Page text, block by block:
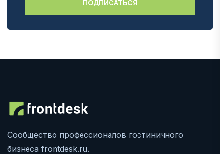
Сообщество профессионалов гостиничного
бизнеса frontdesk.ru.